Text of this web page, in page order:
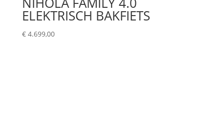
ELEKTRISCH BAKFIETS
€4.699,00